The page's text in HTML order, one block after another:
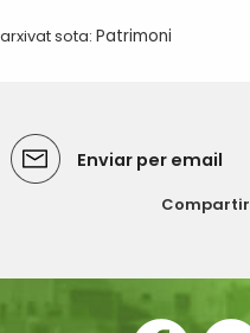
arxivat sota: Patrimoni
Enviar per email
Compartir